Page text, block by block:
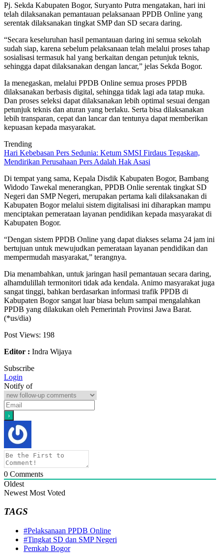
Pj. Sekda Kabupaten Bogor, Suryanto Putra mengatakan, hari ini
telah dilaksanakan pemantauan pelaksanaan PPDB Online yang
serentak dilaksanakan tingkat SMP dan SD secara daring.
“Secara keseluruhan hasil pemantauan daring ini semua sekolah
sudah siap, karena sebelum pelaksanaan telah melalui proses tahap
sosialisasi termasuk hal yang berkaitan dengan petunjuk teknis,
sehingga dapat dilaksanakan dengan lancar,” jelas Sekda Bogor.
Ia menegaskan, melalui PPDB Online semua proses PPDB
dilaksanakan berbasis digital, sehingga tidak lagi ada tatap muka.
Dan proses seleksi dapat dilaksanakan lebih optimal sesuai dengan
petunjuk teknis dan aturan yang berlaku. Serta bisa dilaksanakan
lebih transparan, cepat dan lancar dan tentunya dapat memberikan
kepuasan kepada masyarakat.
Trending
Hari Kebebasan Pers Sedunia: Ketum SMSI Firdaus Tegaskan,
Mendirikan Perusahaan Pers Adalah Hak Asasi
Di tempat yang sama, Kepala Disdik Kabupaten Bogor, Bambang
Widodo Tawekal menerangkan, PPDB Onlie serentak tingkat SD
Negeri dan SMP Negeri, merupakan pertama kali dilaksanakan di
Kabupaten Bogor melalui sistem digitalisasi ini diharapkan mampu
menciptakan pemerataan layanan pendidikan kepada masyarakat di
Kabupaten Bogor.
“Dengan sistem PPDB Online yang dapat diakses selama 24 jam ini
bertujuan untuk mewujudkan pemerataan layanan pendidikan dan
mempermudah masyarakat,” terangnya.
Dia menambahkan, untuk jaringan hasil pemantauan secara daring,
alhamdulillah termonitori tidak ada kendala. Animo masyarakat juga
sangat tinggi, bahkan berdasarkan informasi trafik PPDB di
Kabupaten Bogor sangat luar biasa belum sampai mengalahkan
PPDB yang dilakukan oleh Pemerintah Provinsi Jawa Barat.
(*us/dia)
Post Views: 198
Editor : Indra Wijaya
Subscribe
Login
Notify of
0 Comments
Oldest
Newest Most Voted
TAGS
#Pelaksanaan PPDB Online
#Tingkat SD dan SMP Negeri
Pemkab Bogor